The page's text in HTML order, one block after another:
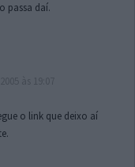
passa daí.
o link que deixo aí